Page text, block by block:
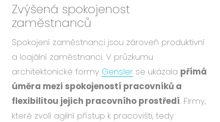
Zvýšená spokojenost
zaměstnanců
Spokojení zaměstnanci jsou zároveň produktivní
a loajální zaměstnanci. V průzkumu
architektonické formy Gensler se ukázala přímá
úměra mezi spokojeností pracovníků a
flexibilitou jejich pracovního prostředí. Firmy,
které zvolí agilní přístup k pracovišti, tedy